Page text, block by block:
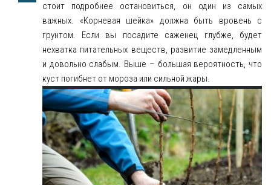
стоит подробнее остановиться, он один из самых
важных. «Корневая шейка» должна быть вровень с
грунтом. Если вы посадите саженец глубже, будет
нехватка питательных веществ, развитие замедленным
и довольно слабым. Выше – большая вероятность, что
куст погибнет от мороза или сильной жары.